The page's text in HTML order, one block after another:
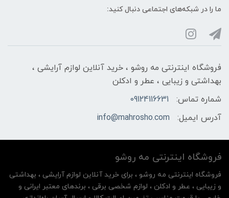
ما را در شبکه‌های اجتماعی دنبال کنید:
فروشگاه اینترنتی مه‌ رو‌شو ، خرید آنلاین لوازم آرایشی ،
بهداشتی و زیبایی ، عطر و ادکلن
شماره تماس:
09124116631
آدرس ایمیل:
info@mahrosho.com
فروشگاه اینترنتی مه‌ رو‌شو
فروشگاه اینترنتی مه‌ رو‌شو ، برای خرید آنلاین لوازم آرایشی ، بهداشتی
و زیبایی ، عطر و ادکلن ، لوازم شخصی برقی ، برندهای معتبر ایرانی و